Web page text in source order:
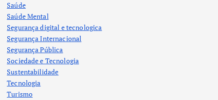
Saúde
Saúde Mental
Segurança digital e tecnologica
Segurança Internacional
Segurança Pública
Sociedade e Tecnologia
Sustentabilidade
Tecnologia
Turismo